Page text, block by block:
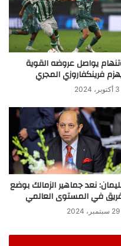
يواصل عروضه القوية
فرينكفاروزي المجري
3 أكتوبر، 2024
نعد جماهير الزمالك بوضع
في المستوى العالمي
29 سبتمبر، 2024